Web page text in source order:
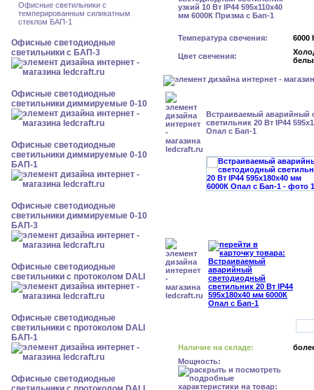
Офисные светильники с
темперированным силикатным
стеклом БАП-1
Офисные светодиодные
светильники с БАП-3
Офисные светодиодные
светильники диммируемые 0-10
Офисные светодиодные
светильники диммируемые 0-10
БАП-1
Офисные светодиодные
светильники диммируемые 0-10
БАП-3
Офисные светодиодные
светильники с протоколом DALI
Офисные светодиодные
светильники с протоколом DALI
БАП-1
Офисные светодиодные
Температура свечения: 6000
Цвет свечения:
Встраиваемый аварийный
светильник 20 Вт IP44
Опал с Бап-1
Наличие на складе:
Мощность: